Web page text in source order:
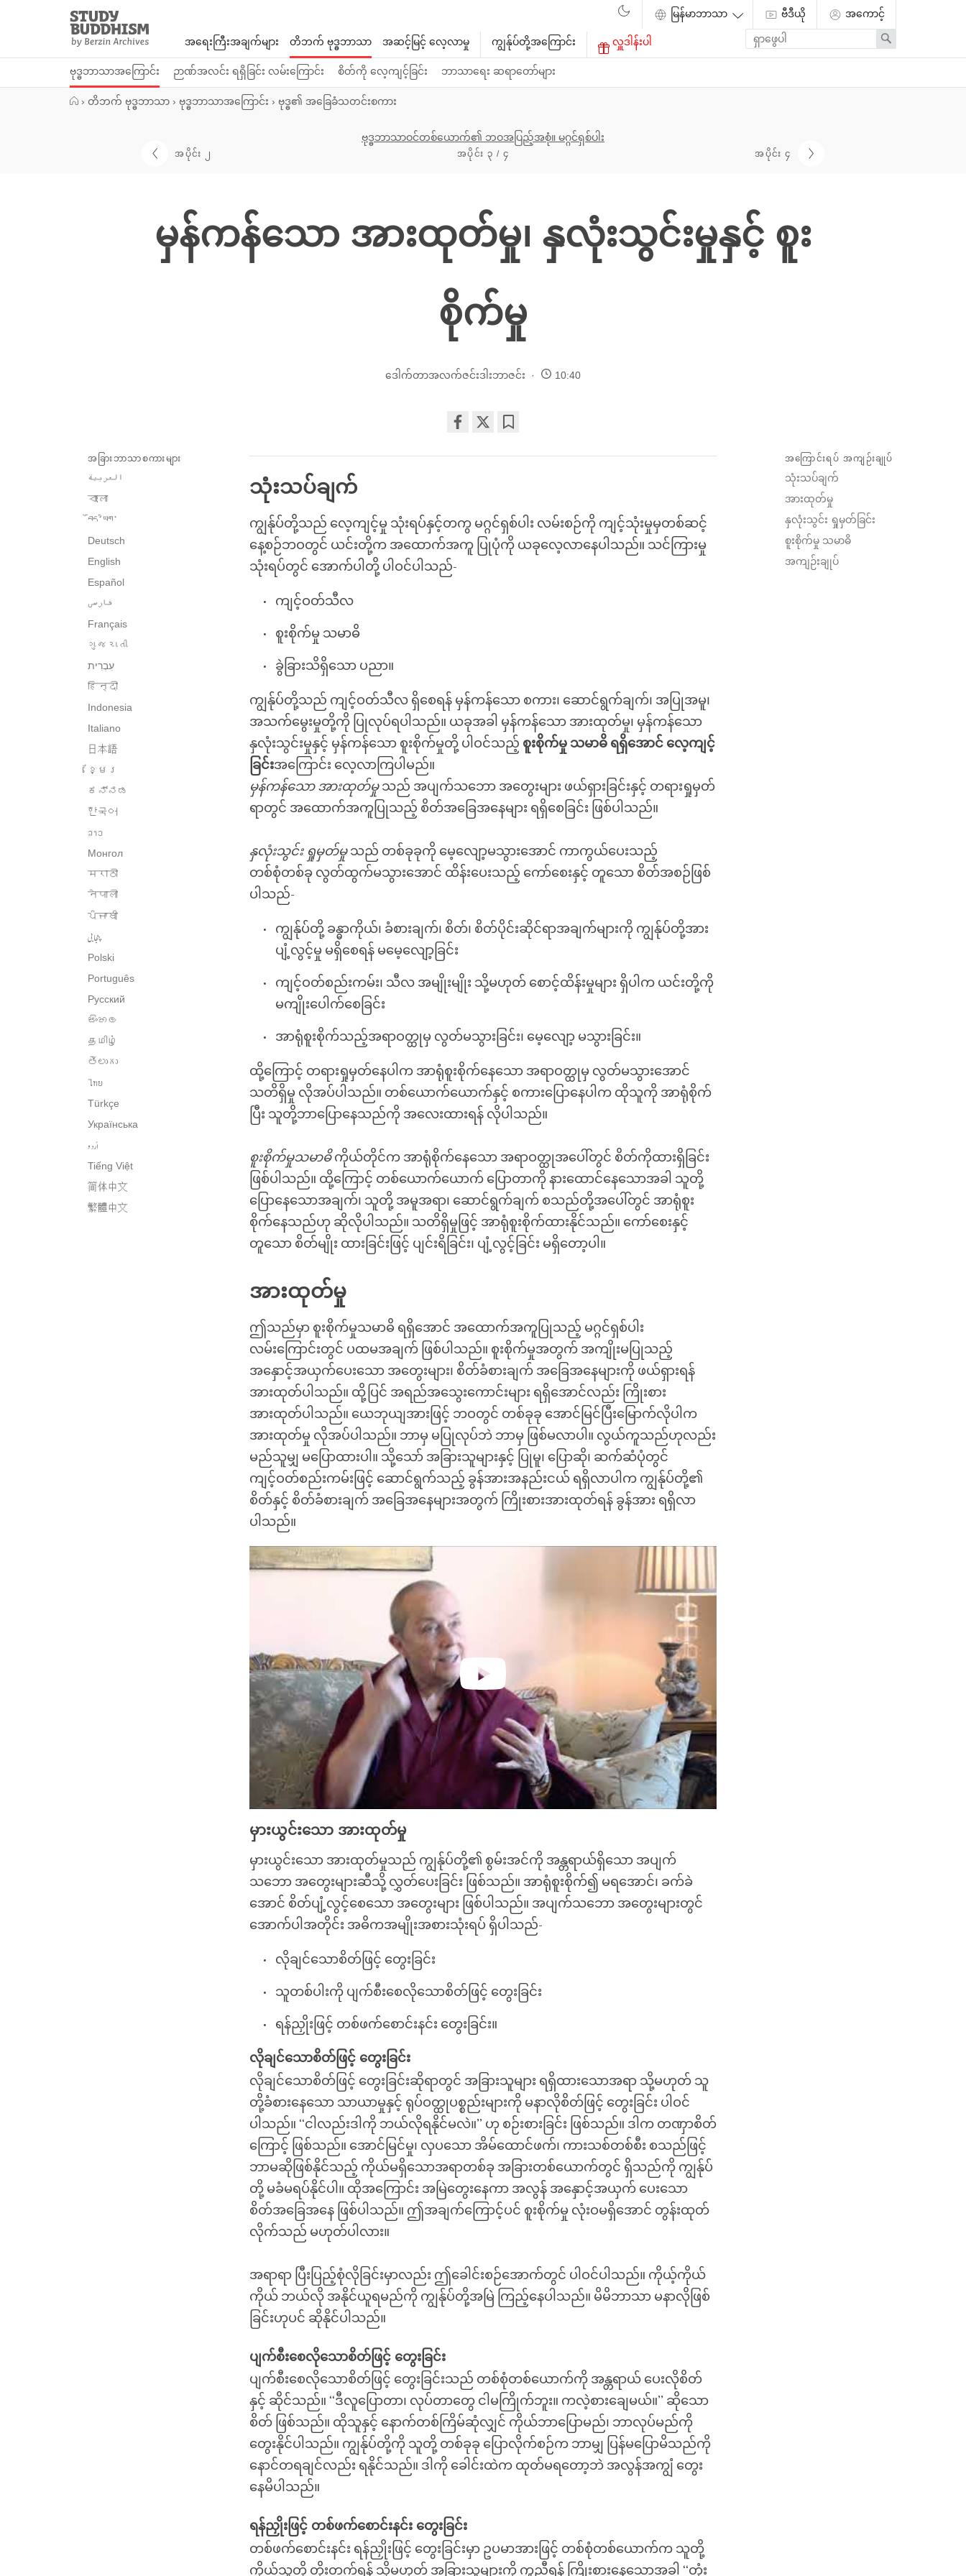
Study
Buddhism
Home
အရေးကြီးအချက်များ တိဘက် ဗုဒ္ဓဘာသာ
ဗုဒ္ဓဘာသာအကြောင်း ဉာဏ်အလင်း ရရှိခြင်း လမ်းကြောင်း စိတ်ကို လေ့ကျင့်ခြင်း ဘာသာရေး ဆရာတော်များ
အဆင့်မြင့် လေ့လာမှု ကျွန်ုပ်တို့အကြောင်း လှူဒါန်းပါ
ဗီဒီယို
အကောင့်
Enter
search
term
Search
› တိဘက် ဗုဒ္ဓဘာသာ › ဗုဒ္ဓဘာသာအကြောင်း › ဗုဒ္ဓ၏ အခြေခံသတင်းစကား
အပိုင်း ၂
ဗုဒ္ဓဘာသာဝင်တစ်ယောက်၏ ဘဝအပြည့်အစုံ။ မဂ္ဂင်ရှစ်ပါး
အပိုင်း ၃ / ၄ အပိုင်း ၄
မှန်ကန်သော အားထုတ်မှု၊ နှလုံးသွင်းမှုနှင့် စူး
စိုက်မှု
ဒေါက်တာအလက်ဇင်းဒါးဘာဇင်း 10:40
on
အကြောင်းရပ် အကျဉ်းချုပ်
သုံးသပ်ချက်
အားထုတ်မှု
နှလုံးသွင်း ရှုမှတ်ခြင်း
စူးစိုက်မှု သမာဓိ
အကျဉ်းချုပ်
အခြားဘာသာစကားများ
العربية
বাংলা
བོད་ཡིག་
Deutsch
English
Español
فارسی
Français
ગુજરાતી
हिन्दी
Indonesia
Italiano
日本語
ខ្មែរ
ಕನ್ನಡ
한국어
ລາວ
Монгол
मराठी
नेपाली
ਪੰਜਾਬੀ
پنجابی
Polski
Português
Русский
සිංහල
தமிழ்
తెలుగు
ไทย
Türkçe
Українська
اُردو
Tiếng Việt
简体中文
繁體中文
သုံးသပ်ချက်
ကျွန်ုပ်တို့သည် လေ့ကျင့်မှု သုံးရပ်နှင့်တကွ မဂ္ဂင်ရှစ်ပါး လမ်းစဉ်ကို ကျင့်သုံးမှုမှတစ်ဆင့်
နေ့စဉ်ဘဝတွင် ယင်းတို့က အထောက်အကူ ပြုပုံကို ယခုလေ့လာနေပါသည်။ သင်ကြားမှု
သုံးရပ်တွင် အောက်ပါတို့ ပါဝင်ပါသည်-
ကျင့်ဝတ်သီလ
စူးစိုက်မှု သမာဓိ
ခွဲခြားသိရှိသော ပညာ။
ကျွန်ုပ်တို့သည် ကျင့်ဝတ်သီလ ရှိစေရန် မှန်ကန်သော စကား၊ ဆောင်ရွက်ချက်၊ အပြုအမူ၊
အသက်မွေးမှုတို့ကို ပြုလုပ်ရပါသည်။ ယခုအခါ မှန်ကန်သော အားထုတ်မှု၊ မှန်ကန်သော
နှလုံးသွင်းမှုနှင့် မှန်ကန်သော စူးစိုက်မှုတို့ ပါဝင်သည့် စူးစိုက်မှု သမာဓိ ရရှိအောင် လေ့ကျင့်
ခြင်းအကြောင်း လေ့လာကြပါမည်။
မှန်ကန်သော အားထုတ်မှုသည် အပျက်သဘော အတွေးများ ဖယ်ရှားခြင်းနှင့် တရားရှုမှတ်
ရာတွင် အထောက်အကူပြုသည့် စိတ်အခြေအနေများ ရရှိစေခြင်း ဖြစ်ပါသည်။
နှလုံးသွင်း ရှုမှတ်မှုသည် တစ်ခုခုကို မေ့လျော့မသွားအောင် ကာကွယ်ပေးသည့်
တစ်စုံတစ်ခု လွတ်ထွက်မသွားအောင် ထိန်းပေးသည့် ကော်စေးနှင့် တူသော စိတ်အစဉ်ဖြစ်
ပါသည်-
ကျွန်ုပ်တို့ ခန္ဓာကိုယ်၊ ခံစားချက်၊ စိတ်၊ စိတ်ပိုင်းဆိုင်ရာအချက်များကို ကျွန်ုပ်တို့အား
ပျံ့လွင့်မှု မရှိစေရန် မမေ့လျော့ခြင်း
ကျင့်ဝတ်စည်းကမ်း၊ သီလ အမျိုးမျိုး သို့မဟုတ် စောင့်ထိန်းမှုများ ရှိပါက ယင်းတို့ကို
မကျိုးပေါက်စေခြင်း
အာရုံစူးစိုက်သည့်အရာဝတ္ထုမှ လွတ်မသွားခြင်း၊ မေ့လျော့ မသွားခြင်း။
ထို့ကြောင့် တရားရှုမှတ်နေပါက အာရုံစူးစိုက်နေသော အရာဝတ္ထုမှ လွတ်မသွားအောင်
သတိရှိမှု လိုအပ်ပါသည်။ တစ်ယောက်ယောက်နှင့် စကားပြောနေပါက ထိုသူကို အာရုံစိုက်
ပြီး သူတို့ဘာပြောနေသည်ကို အလေးထားရန် လိုပါသည်။
စူးစိုက်မှုသမာဓိကိုယ်တိုင်က အာရုံစိုက်နေသော အရာဝတ္ထုအပေါ်တွင် စိတ်ကိုထားရှိခြင်း
ဖြစ်ပါသည်။ ထို့ကြောင့် တစ်ယောက်ယောက် ပြောတာကို နားထောင်နေသောအခါ သူတို့
ပြောနေသောအချက်၊ သူတို့ အမူအရာ၊ ဆောင်ရွက်ချက် စသည်တို့အပေါ်တွင် အာရုံစူး
စိုက်နေသည်ဟု ဆိုလိုပါသည်။ သတိရှိမှုဖြင့် အာရုံစူးစိုက်ထားနိုင်သည်။ ကော်စေးနှင့်
တူသော စိတ်မျိုး ထားခြင်းဖြင့် ပျင်းရိခြင်း၊ ပျံ့လွင့်ခြင်း မရှိတော့ပါ။
အားထုတ်မှု
ဤသည်မှာ စူးစိုက်မှုသမာဓိ ရရှိအောင် အထောက်အကူပြုသည့် မဂ္ဂင်ရှစ်ပါး
လမ်းကြောင်းတွင် ပထမအချက် ဖြစ်ပါသည်။ စူးစိုက်မှုအတွက် အကျိုးမပြုသည့်
အနှောင့်အယှက်ပေးသော အတွေးများ၊ စိတ်ခံစားချက် အခြေအနေများကို ဖယ်ရှားရန်
အားထုတ်ပါသည်။ ထို့ပြင် အရည်အသွေးကောင်းများ ရရှိအောင်လည်း ကြိုးစား
အားထုတ်ပါသည်။ ယေဘုယျအားဖြင့် ဘဝတွင် တစ်ခုခု အောင်မြင်ပြီးမြောက်လိုပါက
အားထုတ်မှု လိုအပ်ပါသည်။ ဘာမှ မပြုလုပ်ဘဲ ဘာမှ ဖြစ်မလာပါ။ လွယ်ကူသည်ဟုလည်း
မည်သူမျှ မပြောထားပါ။ သို့သော် အခြားသူများနှင့် ပြုမူ၊ ပြောဆို၊ ဆက်ဆံပုံတွင်
ကျင့်ဝတ်စည်းကမ်းဖြင့် ဆောင်ရွက်သည့် ခွန်အားအနည်းငယ် ရရှိလာပါက ကျွန်ုပ်တို့၏
စိတ်နှင့် စိတ်ခံစားချက် အခြေအနေများအတွက် ကြိုးစားအားထုတ်ရန် ခွန်အား ရရှိလာ
ပါသည်။
မှားယွင်းသော အားထုတ်မှု
မှားယွင်းသော အားထုတ်မှုသည် ကျွန်ုပ်တို့၏ စွမ်းအင်ကို အန္တရာယ်ရှိသော အပျက်
သဘော အတွေးများဆီသို့ လွှတ်ပေးခြင်း ဖြစ်သည်။ အာရုံစူးစိုက်၍ မရအောင်၊ ခက်ခဲ
အောင် စိတ်ပျံ့လွင့်စေသော အတွေးများ ဖြစ်ပါသည်။ အပျက်သဘော အတွေးများတွင်
အောက်ပါအတိုင်း အဓိကအမျိုးအစားသုံးရပ် ရှိပါသည်-
လိုချင်သောစိတ်ဖြင့် တွေးခြင်း
သူတစ်ပါးကို ပျက်စီးစေလိုသောစိတ်ဖြင့် တွေးခြင်း
ရန်ညှိုးဖြင့် တစ်ဖက်စောင်းနင်း တွေးခြင်း။
လိုချင်သောစိတ်ဖြင့် တွေးခြင်း
လိုချင်သောစိတ်ဖြင့် တွေးခြင်းဆိုရာတွင် အခြားသူများ ရရှိထားသောအရာ သို့မဟုတ် သူ
တို့ခံစားနေသော သာယာမှုနှင့် ရုပ်ဝတ္ထုပစ္စည်းများကို မနာလိုစိတ်ဖြင့် တွေးခြင်း ပါဝင်
ပါသည်။ ‘‘ငါလည်းဒါကို ဘယ်လိုရနိုင်မလဲ။’’ ဟု စဉ်းစားခြင်း ဖြစ်သည်။ ဒါက တဏှာစိတ်
ကြောင့် ဖြစ်သည်။ အောင်မြင်မှု၊ လှပသော အိမ်ထောင်ဖက်၊ ကားသစ်တစ်စီး စသည်ဖြင့်
ဘာမဆိုဖြစ်နိုင်သည့် ကိုယ်မရှိသောအရာတစ်ခု အခြားတစ်ယောက်တွင် ရှိသည်ကို ကျွန်ုပ်
တို့ မခံမရပ်နိုင်ပါ။ ထိုအကြောင်း အမြဲတွေးနေကာ အလွန် အနှောင့်အယှက် ပေးသော
စိတ်အခြေအနေ ဖြစ်ပါသည်။ ဤအချက်ကြောင့်ပင် စူးစိုက်မှု လုံးဝမရှိအောင် တွန်းထုတ်
လိုက်သည် မဟုတ်ပါလား။
အရာရာ ပြီးပြည့်စုံလိုခြင်းမှာလည်း ဤခေါင်းစဉ်အောက်တွင် ပါဝင်ပါသည်။ ကိုယ့်ကိုယ်
ကိုယ် ဘယ်လို အနိုင်ယူရမည်ကို ကျွန်ုပ်တို့အမြဲ ကြည့်နေပါသည်။ မိမိဘာသာ မနာလိုဖြစ်
ခြင်းဟုပင် ဆိုနိုင်ပါသည်။
ပျက်စီးစေလိုသောစိတ်ဖြင့် တွေးခြင်း
ပျက်စီးစေလိုသောစိတ်ဖြင့် တွေးခြင်းသည် တစ်စုံတစ်ယောက်ကို အန္တရာယ် ပေးလိုစိတ်
နှင့် ဆိုင်သည်။ ‘‘ဒီလူပြောတာ၊ လုပ်တာတွေ ငါမကြိုက်ဘူး။ ကလဲ့စားချေမယ်။’’ ဆိုသော
စိတ် ဖြစ်သည်။ ထိုသူနှင့် နောက်တစ်ကြိမ်ဆုံလျှင် ကိုယ်ဘာပြောမည်၊ ဘာလုပ်မည်ကို
တွေးနိုင်ပါသည်။ ကျွန်ုပ်တို့ကို သူတို့ တစ်ခုခု ပြောလိုက်စဉ်က ဘာမျှ ပြန်မပြောမိသည်ကို
နောင်တရချင်လည်း ရနိုင်သည်။ ဒါကို ခေါင်းထဲက ထုတ်မရတော့ဘဲ အလွန်အကျွံ တွေး
နေမိပါသည်။
ရန်ညှိုးဖြင့် တစ်ဖက်စောင်းနင်း တွေးခြင်း
တစ်ဖက်စောင်းနင်း ရန်ညှိုးဖြင့် တွေးခြင်းမှာ ဥပမာအားဖြင့် တစ်စုံတစ်ယောက်က သူတို့
ကိုယ်သူတို့ တိုးတက်ရန် သို့မဟုတ် အခြားသူများကို ကူညီရန် ကြိုးစားနေသောအခါ ‘‘တုံး